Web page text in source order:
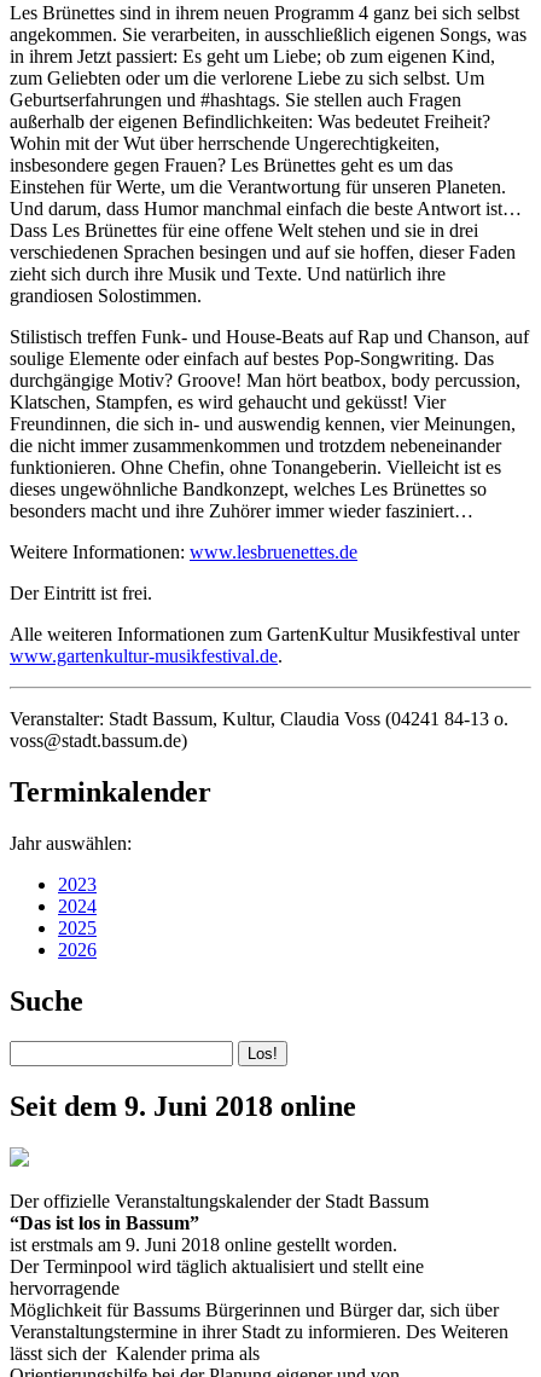
Les Brünettes sind in ihrem neuen Programm 4 ganz bei sich selbst
angekommen. Sie verarbeiten, in ausschließlich eigenen Songs, was
in ihrem Jetzt passiert: Es geht um Liebe; ob zum eigenen Kind,
zum Geliebten oder um die verlorene Liebe zu sich selbst. Um
Geburtserfahrungen und #hashtags. Sie stellen auch Fragen
außerhalb der eigenen Befindlichkeiten: Was bedeutet Freiheit?
Wohin mit der Wut über herrschende Ungerechtigkeiten,
insbesondere gegen Frauen? Les Brünettes geht es um das
Einstehen für Werte, um die Verantwortung für unseren Planeten.
Und darum, dass Humor manchmal einfach die beste Antwort ist…
Dass Les Brünettes für eine offene Welt stehen und sie in drei
verschiedenen Sprachen besingen und auf sie hoffen, dieser Faden
zieht sich durch ihre Musik und Texte. Und natürlich ihre
grandiosen Solostimmen.
Stilistisch treffen Funk- und House-Beats auf Rap und Chanson, auf
soulige Elemente oder einfach auf bestes Pop-Songwriting. Das
durchgängige Motiv? Groove! Man hört beatbox, body percussion,
Klatschen, Stampfen, es wird gehaucht und geküsst! Vier
Freundinnen, die sich in- und auswendig kennen, vier Meinungen,
die nicht immer zusammenkommen und trotzdem nebeneinander
funktionieren. Ohne Chefin, ohne Tonangeberin. Vielleicht ist es
dieses ungewöhnliche Bandkonzept, welches Les Brünettes so
besonders macht und ihre Zuhörer immer wieder fasziniert…
Weitere Informationen: www.lesbruenettes.de
Der Eintritt ist frei.
Alle weiteren Informationen zum GartenKultur Musikfestival unter
www.gartenkultur-musikfestival.de.
Veranstalter: Stadt Bassum, Kultur, Claudia Voss (04241 84-13 o.
voss@stadt.bassum.de)
Terminkalender
Jahr auswählen:
2023
2024
2025
2026
Suche
Seit dem 9. Juni 2018 online
Der offizielle Veranstaltungskalender der Stadt Bassum
“Das ist los in Bassum”
ist erstmals am 9. Juni 2018 online gestellt worden.
Der Terminpool wird täglich aktualisiert und stellt eine
hervorragende
Möglichkeit für Bassums Bürgerinnen und Bürger dar, sich über
Veranstaltungstermine in ihrer Stadt zu informieren. Des Weiteren
lässt sich der Kalender prima als